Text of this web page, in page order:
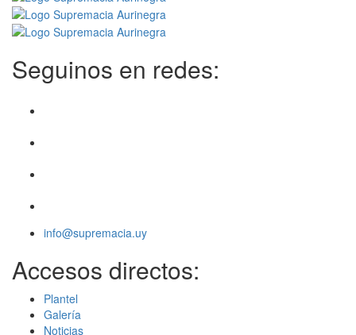
Seguinos en redes:
info@supremacia.uy
Accesos directos:
Plantel
Galería
Noticias